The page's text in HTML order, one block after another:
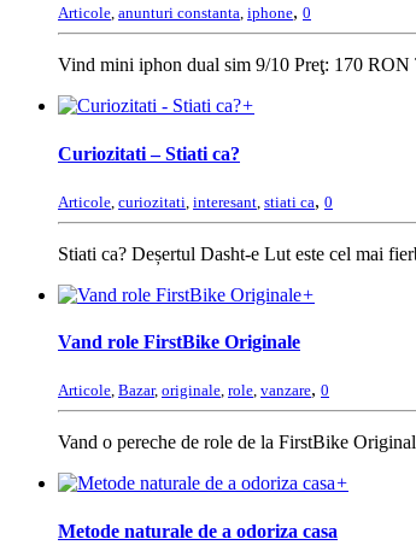
Articole, anunturi constanta, iphone, 0
Vind mini iphon dual sim 9/10 Preţ: 170
+
Curiozitati – Stiati ca?
Articole curiozitati interesant stiati ca, 0
Stiati ca? Deșertul Dasht-e Lut este cel mai
+
Vand role FirstBike Originale
Articole, Bazar, originale, role, vanzare, 0
Vand o pereche de role de la FirstBike
+
Metode naturale de a odoriza casa